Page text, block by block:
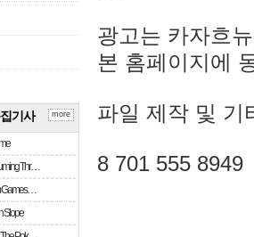
기사
Thr…
Games…
Slope
more
광고는 카자흐
본 홈페이지에
파일 제작 및 기
8 701 555 8949